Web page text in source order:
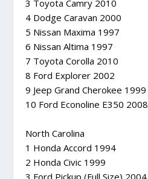
3 Toyota Camry 2010
4 Dodge Caravan 2000
5 Nissan Maxima 1997
6 Nissan Altima 1997
7 Toyota Corolla 2010
8 Ford Explorer 2002
9 Jeep Grand Cherokee 1999
10 Ford Econoline E350 2008
North Carolina
1 Honda Accord 1994
2 Honda Civic 1999
3 Ford Pickup (Full Size) 2004